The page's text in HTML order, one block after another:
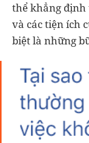
thể khẳng định
và các tiện ích
biệt là những